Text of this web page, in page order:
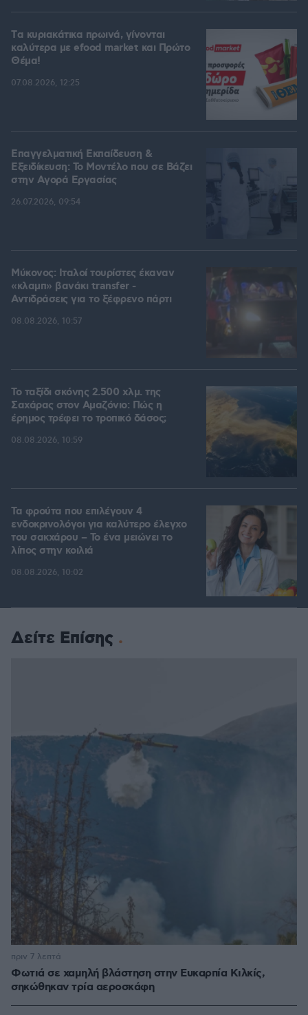
Tα κυριακάτικα πρωινά, γίνονται
καλύτερα με efood market και Πρώτο
Θέμα!
07.08.2026, 12:25
Επαγγελματική Εκπαίδευση &
Εξειδίκευση: Το Mοντέλο που σε Bάζει
στην Aγορά Eργασίας
26.07.2026, 09:54
Μύκονος: Ιταλοί τουρίστες έκαναν
«κλαμπ» βανάκι transfer -
Αντιδράσεις για το ξέφρενο πάρτι
08.08.2026, 10:57
Το ταξίδι σκόνης 2.500 χλμ. της
Σαχάρας στον Αμαζόνιο: Πώς η
έρημος τρέφει το τροπικό δάσος;
08.08.2026, 10:59
Τα φρούτα που επιλέγουν 4
ενδοκρινολόγοι για καλύτερο έλεγχο
του σακχάρου – Το ένα μειώνει το
λίπος στην κοιλιά
08.08.2026, 10:02
Δείτε Επίσης
Φωτιά σε χαμηλή βλάστηση στην Ευκαρπία Κιλκίς,
σηκώθηκαν τρία αεροσκάφη
πριν 7 λεπτά